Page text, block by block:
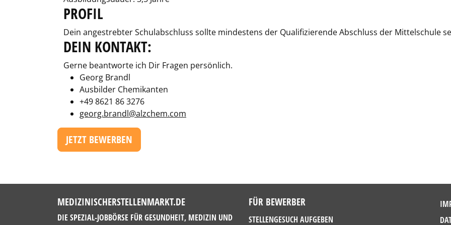
PROFIL
Dein angestrebter Schulabschluss sollte mindestens der Qualifizierende Abschluss der Mittelschule
DEIN KONTAKT:
Gerne beantworte ich Dir Fragen persönlich.
Georg Brandl
Ausbilder Chemikanten
+49 8621 86 3276
georg.brandl@alzchem.com
JETZT BEWERBEN
MEDIZINISCHERSTELLENMARKT.DE
DIE SPEZIAL-JOBBÖRSE FÜR GESUNDHEIT, MEDIZIN UND
FÜR BEWERBER
STELLENGESUCH AUFGEBEN